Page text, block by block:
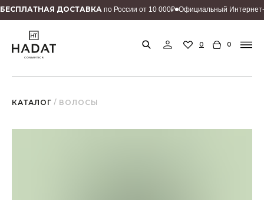
БEСПЛАТНАЯ ДОСТАВКА по России от 10 000₽ Официальный Интернет-
0
0
/ ВОЛОСЫ
КАТАЛОГ